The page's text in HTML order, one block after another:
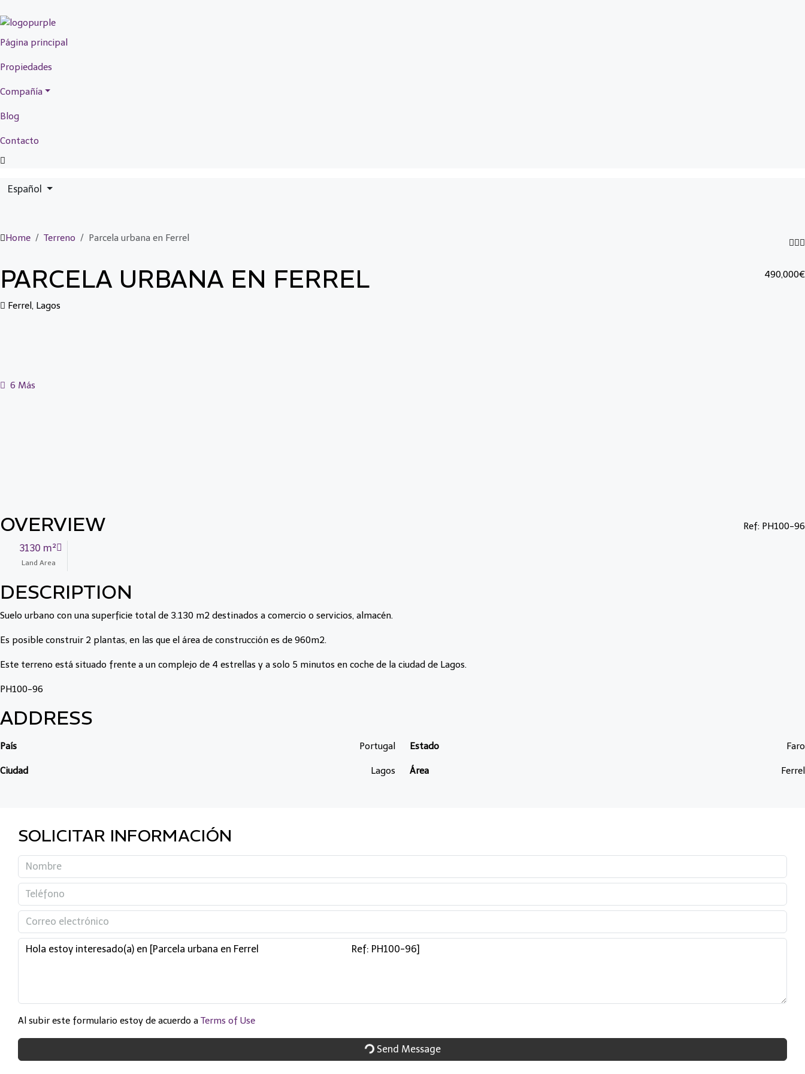
Página principal
Propiedades
Compañía
Blog
Contacto
Español
Home Terreno Parcela urbana en Ferrel
PARCELA URBANA EN FERREL
Ferrel, Lagos
490,000€
6 Más
OVERVIEW Ref: PH100-96
3130 m²
Land Area
DESCRIPTION
Suelo urbano con una superficie total de 3.130 m2 destinados a comercio o servicios, almacén.
Es posible construir 2 plantas, en las que el área de construcción es de 960m2.
Este terreno está situado frente a un complejo de 4 estrellas y a solo 5 minutos en coche de la ciudad de Lagos.
PH100-96
ADDRESS
País Portugal Estado Faro
Ciudad Lagos Área Ferrel
SOLICITAR INFORMACIÓN
Al subir este formulario estoy de acuerdo a Terms of Use
Send Message